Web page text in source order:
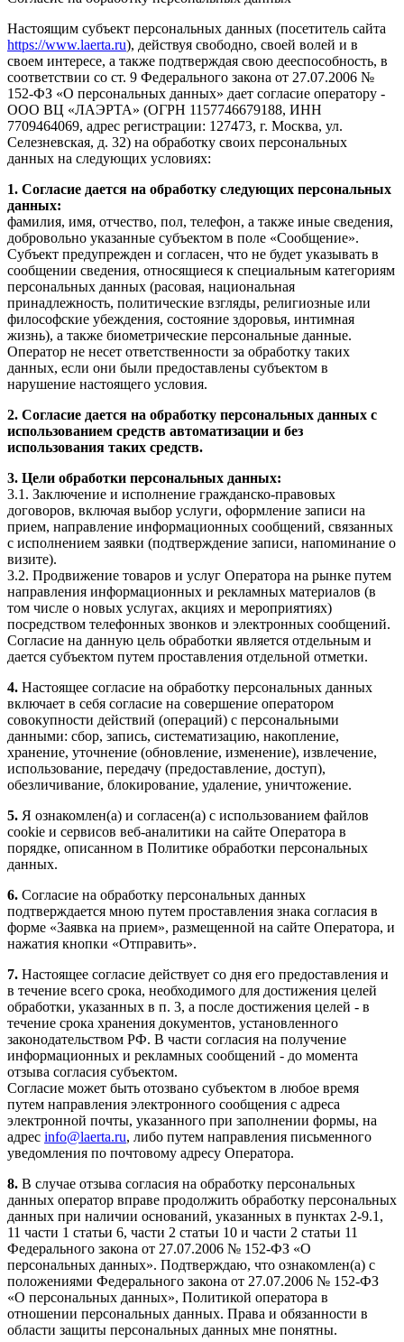
Настоящим субъект персональных данных (посетитель сайта
https://www.laerta.ru), действуя свободно, своей волей и в
своем интересе, а также подтверждая свою дееспособность, в
соответствии со ст. 9 Федерального закона от 27.07.2006 №
152-ФЗ «О персональных данных» дает согласие оператору -
ООО ВЦ «ЛАЭРТА» (ОГРН 1157746679188, ИНН
7709464069, адрес регистрации: 127473, г. Москва, ул.
Селезневская, д. 32) на обработку своих персональных
данных на следующих условиях:
1. Согласие дается на обработку следующих персональных
данных:
фамилия, имя, отчество, пол, телефон, а также иные сведения,
добровольно указанные субъектом в поле «Сообщение».
Субъект предупрежден и согласен, что не будет указывать в
сообщении сведения, относящиеся к специальным категориям
персональных данных (расовая, национальная
принадлежность, политические взгляды, религиозные или
философские убеждения, состояние здоровья, интимная
жизнь), а также биометрические персональные данные.
Оператор не несет ответственности за обработку таких
данных, если они были предоставлены субъектом в
нарушение настоящего условия.
2. Согласие дается на обработку персональных данных с
использованием средств автоматизации и без
использования таких средств.
3. Цели обработки персональных данных:
3.1. Заключение и исполнение гражданско-правовых
договоров, включая выбор услуги, оформление записи на
прием, направление информационных сообщений, связанных
с исполнением заявки (подтверждение записи, напоминание о
визите).
3.2. Продвижение товаров и услуг Оператора на рынке путем
направления информационных и рекламных материалов (в
том числе о новых услугах, акциях и мероприятиях)
посредством телефонных звонков и электронных сообщений.
Согласие на данную цель обработки является отдельным и
дается субъектом путем проставления отдельной отметки.
4. Настоящее согласие на обработку персональных данных
включает в себя согласие на совершение оператором
совокупности действий (операций) с персональными
данными: сбор, запись, систематизацию, накопление,
хранение, уточнение (обновление, изменение), извлечение,
использование, передачу (предоставление, доступ),
обезличивание, блокирование, удаление, уничтожение.
5. Я ознакомлен(а) и согласен(а) с использованием файлов
cookie и сервисов веб-аналитики на сайте Оператора в
порядке, описанном в Политике обработки персональных
данных.
6. Согласие на обработку персональных данных
подтверждается мною путем проставления знака согласия в
форме «Заявка на прием», размещенной на сайте Оператора, и
нажатия кнопки «Отправить».
7. Настоящее согласие действует со дня его предоставления и
в течение всего срока, необходимого для достижения целей
обработки, указанных в п. 3, а после достижения целей - в
течение срока хранения документов, установленного
законодательством РФ. В части согласия на получение
информационных и рекламных сообщений - до момента
отзыва согласия субъектом.
Согласие может быть отозвано субъектом в любое время
путем направления электронного сообщения с адреса
электронной почты, указанного при заполнении формы, на
адрес info@laerta.ru, либо путем направления письменного
уведомления по почтовому адресу Оператора.
8. В случае отзыва согласия на обработку персональных
данных оператор вправе продолжить обработку персональных
данных при наличии оснований, указанных в пунктах 2-9.1,
11 части 1 статьи 6, части 2 статьи 10 и части 2 статьи 11
Федерального закона от 27.07.2006 № 152-ФЗ «О
персональных данных». Подтверждаю, что ознакомлен(а) с
положениями Федерального закона от 27.07.2006 № 152-ФЗ
«О персональных данных», Политикой оператора в
отношении персональных данных. Права и обязанности в
области защиты персональных данных мне понятны.